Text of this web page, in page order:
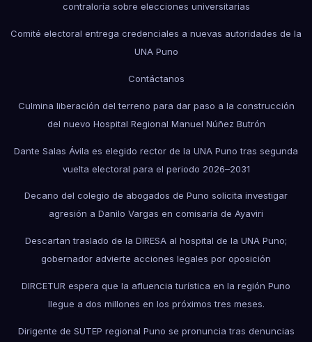
contraloría sobre elecciones universitarias
Comité electoral entrega credenciales a nuevas autoridades de la
UNA Puno
Contáctanos
Culmina liberación del terreno para dar paso a la construcción
del nuevo Hospital Regional Manuel Núñez Butrón
Dante Salas Ávila es elegido rector de la UNA Puno tras segunda
vuelta electoral para el periodo 2026–2031
Decano del colegio de abogados de Puno solicita investigar
agresión a Danilo Vargas en comisaría de Ayaviri
Descartan traslado de la DIRESA al hospital de la UNA Puno;
gobernador advierte acciones legales por oposición
DIRCETUR espera que la afluencia turística en la región Puno
llegue a dos millones en los próximos tres meses.
Dirigente de SUTEP regional Puno se pronuncia tras denuncias